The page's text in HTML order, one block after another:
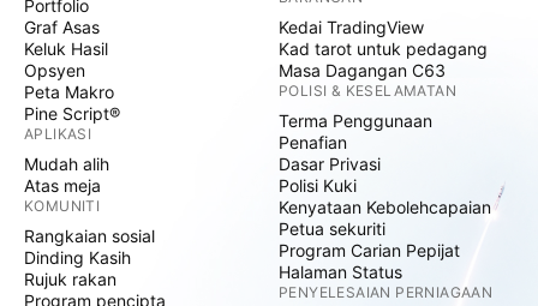
Portfolio
Graf Asas
Keluk Hasil
Opsyen
Peta Makro
Pine Script®
APLIKASI
Mudah alih
Atas meja
KOMUNITI
Rangkaian sosial
Dinding Kasih
Rujuk rakan
Program pencipta
Kedai TradingView
Kad tarot untuk pedagang
Masa Dagangan C63
POLISI & KESELAMATAN
Terma Penggunaan
Penafian
Dasar Privasi
Polisi Kuki
Kenyataan Kebolehcapaian
Petua sekuriti
Program Carian Pepijat
Halaman Status
PENYELESAIAN PERNIAGAAN